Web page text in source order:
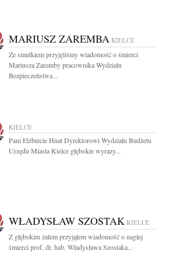
MARIUSZ ZAREMBA KIELCE
Ze smutkiem przyjęliśmy wiadomość o śmierci
Mariusza Zaremby pracownika Wydziału
Bezpieczeństwa...
KIELCE
Pani Elżbiecie Hnat Dyrektorowi Wydziału Budżetu
Urzędu Miasta Kielce głębokie wyrazy...
WŁADYSŁAW SZOSTAK KIELCE
Z głębokim żalem przyjąłem wiadomość o nagłej
śmierci prof. dr. hab. Władysława Szostaka...